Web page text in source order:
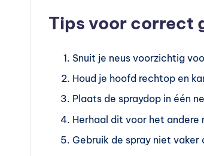
Tips voor correct
Snuit je neus voorzichtig
Houd je hoofd rechtop en
Plaats de spraydop in één
Herhaal dit voor het andere
Gebruik de spray niet